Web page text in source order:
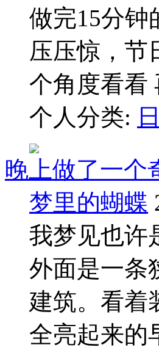
做完15分钟
压压惊，节
个角度看看
个人分类:
晚上做了一个
梦里的蝴蝶
我梦见也许
外面是一条
建筑。看着
全亮起来的